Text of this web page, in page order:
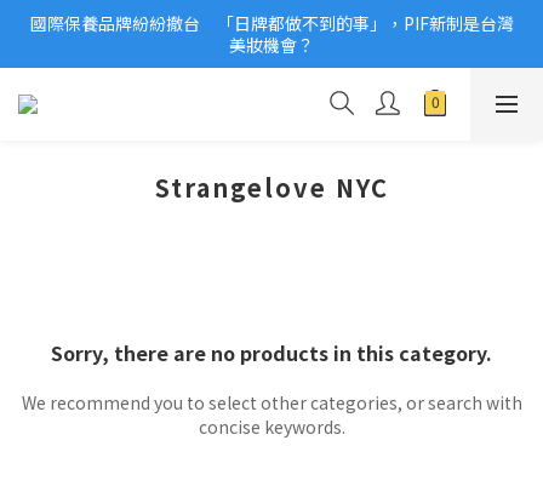
2026美妝小樣、試用品變少？PIF化妝品身分證7月上路！消費者
必懂5觀念
國際保養品牌紛紛撤台　「日牌都做不到的事」，PIF新制是台灣
美妝機會？
2026美妝小樣、試用品變少？PIF化妝品身分證7月上路！消費者
Strangelove NYC
Sorry, there are no products in this category.
We recommend you to select other categories, or search with
concise keywords.